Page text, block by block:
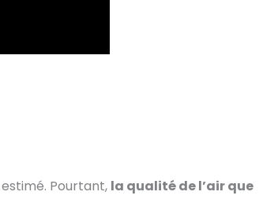
Pourtant, la qualité de l’air que